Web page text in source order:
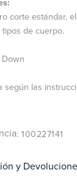
corte estándar,
de cuerpo.
Down
según las
: 100227141
y